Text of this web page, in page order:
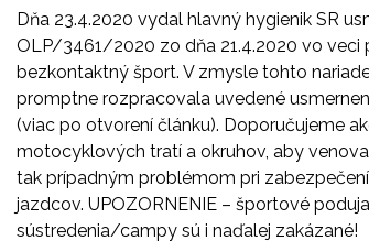
Dňa 23.4.2020 vydal hlavný hygienik SR
OLP/3461/2020 zo dňa 21.4.2020 vo veci
bezkontaktný šport. V zmysle tohto
promptne rozpracovala uvedené
(viac po otvorení článku). Doporučujeme
motocyklových tratí a okruhov, aby
tak prípadným problémom pri
jazdcov. UPOZORNENIE – športové
sústredenia/campy sú i naďalej zakázané!